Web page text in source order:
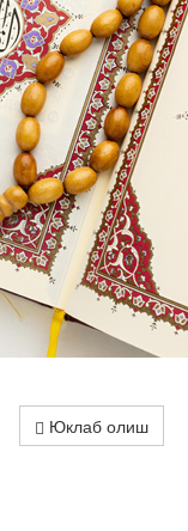
Юклаб олиш